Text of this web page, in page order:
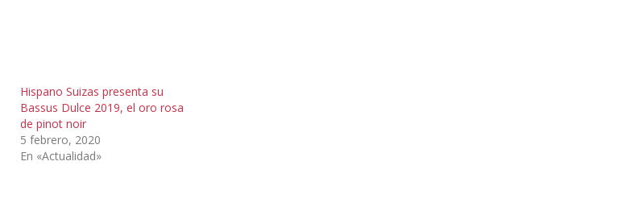
Hispano Suizas presenta su
Bassus Dulce 2019, el oro rosa
de pinot noir
5 febrero, 2020
En «Actualidad»